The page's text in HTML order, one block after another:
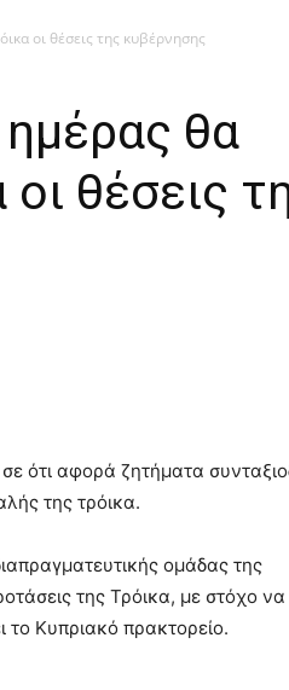
οι θέσεις της κυβέρνησης
θα
θέσεις
ότι αφορά ζητήματα
της τρόικα.
ομάδας της
της Τρόικα, με στόχο να
το Κυπριακό πρακτορείο.